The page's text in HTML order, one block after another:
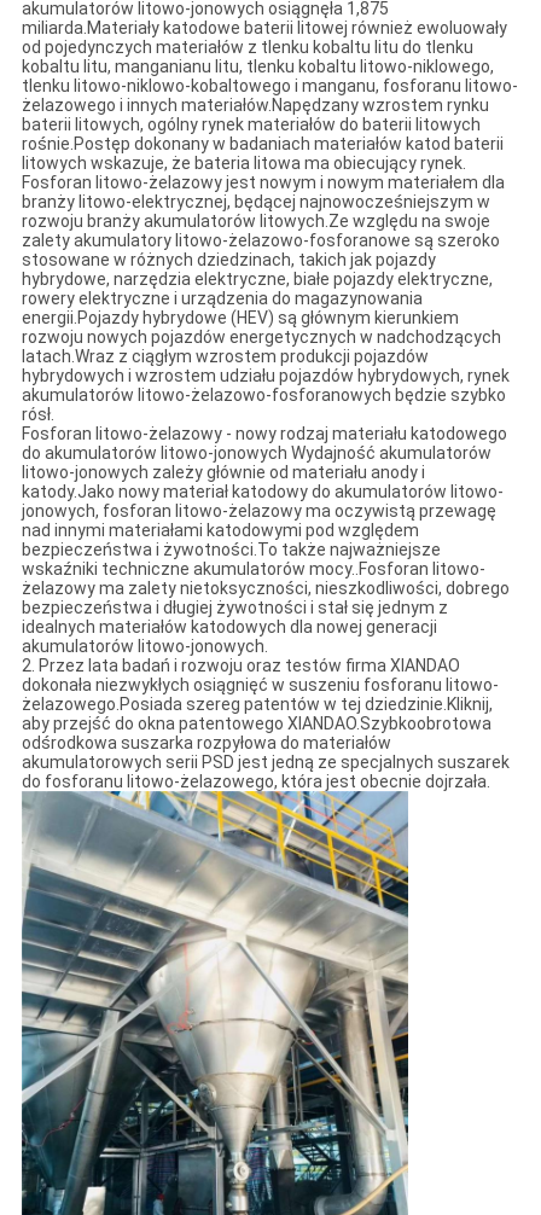
akumulatorów litowo-jonowych osiągnęła 1,875
miliarda.Materiały katodowe baterii litowej również ewoluowały
od pojedynczych materiałów z tlenku kobaltu litu do tlenku
kobaltu litu, manganianu litu, tlenku kobaltu litowo-niklowego,
tlenku litowo-niklowo-kobaltowego i manganu, fosforanu litowo-
żelazowego i innych materiałów.Napędzany wzrostem rynku
baterii litowych, ogólny rynek materiałów do baterii litowych
rośnie.Postęp dokonany w badaniach materiałów katod baterii
litowych wskazuje, że bateria litowa ma obiecujący rynek.
Fosforan litowo-żelazowy jest nowym i nowym materiałem dla
branży litowo-elektrycznej, będącej najnowocześniejszym w
rozwoju branży akumulatorów litowych.Ze względu na swoje
zalety akumulatory litowo-żelazowo-fosforanowe są szeroko
stosowane w różnych dziedzinach, takich jak pojazdy
hybrydowe, narzędzia elektryczne, białe pojazdy elektryczne,
rowery elektryczne i urządzenia do magazynowania
energii.Pojazdy hybrydowe (HEV) są głównym kierunkiem
rozwoju nowych pojazdów energetycznych w nadchodzących
latach.Wraz z ciągłym wzrostem produkcji pojazdów
hybrydowych i wzrostem udziału pojazdów hybrydowych, rynek
akumulatorów litowo-żelazowo-fosforanowych będzie szybko
rósł.
Fosforan litowo-żelazowy - nowy rodzaj materiału katodowego
do akumulatorów litowo-jonowych Wydajność akumulatorów
litowo-jonowych zależy głównie od materiału anody i
katody.Jako nowy materiał katodowy do akumulatorów litowo-
jonowych, fosforan litowo-żelazowy ma oczywistą przewagę
nad innymi materiałami katodowymi pod względem
bezpieczeństwa i żywotności.To także najważniejsze
wskaźniki techniczne akumulatorów mocy..Fosforan litowo-
żelazowy ma zalety nietoksyczności, nieszkodliwości, dobrego
bezpieczeństwa i długiej żywotności i stał się jednym z
idealnych materiałów katodowych dla nowej generacji
akumulatorów litowo-jonowych.
2. Przez lata badań i rozwoju oraz testów firma XIANDAO
dokonała niezwykłych osiągnięć w suszeniu fosforanu litowo-
żelazowego.Posiada szereg patentów w tej dziedzinie.Kliknij,
aby przejść do okna patentowego XIANDAO.Szybkoobrotowa
odśrodkowa suszarka rozpyłowa do materiałów
akumulatorowych serii PSD jest jedną ze specjalnych suszarek
do fosforanu litowo-żelazowego, która jest obecnie dojrzała.